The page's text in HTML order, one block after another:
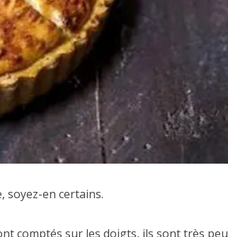
soyez-en certains.
comptés sur les doigts, ils sont très peu